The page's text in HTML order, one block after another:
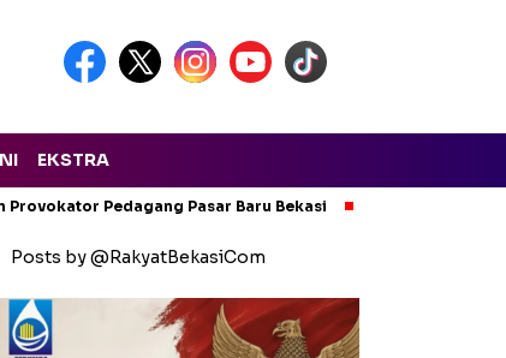
EKSTRA
Provokator Pedagang Pasar Baru Bekasi
Posts by @RakyatBekasiCom